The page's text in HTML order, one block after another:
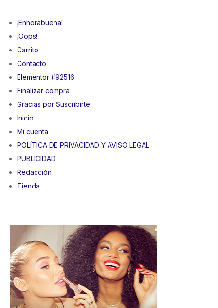
¡Enhorabuena!
¡Oops!
Carrito
Contacto
Elementor #92516
Finalizar compra
Gracias por Suscribirte
Inicio
Mi cuenta
POLÍTICA DE PRIVACIDAD Y AVISO LEGAL
PUBLICIDAD
Redacción
Tienda